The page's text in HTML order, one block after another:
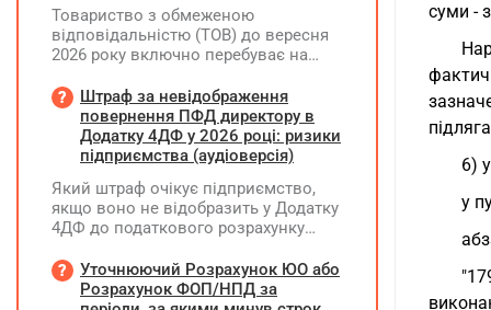
суми -
6) у
у
Товариство з обмеженою
відповідальністю (ТОВ) до вересня
2026 року включно перебуває на
(єдиний податок, 3 група, ставка 5%,
неплатник ПДВ). З 1 жовтня 2026
року підприємство переходить на
загальну систему оподаткування
прибуток). За результатами
діяльності у періоді 2024–2025 років
(під час перебування на спрощеній
чистий прибуток, сума
нерозподіленого прибутку в балансі
Штраф за невідображення
повернення ПФД директору в
Додатку 4ДФ у 2026 році: ризики
підприємства (аудіоверсія)
Який штраф очікує підприємство,
якщо воно не відобразить у Додатку
4ДФ до податкового розрахунку
допомоги (ПФД) директору?
Уточнюючий Розрахунок ЮО або
Розрахунок ФОП/НПД за